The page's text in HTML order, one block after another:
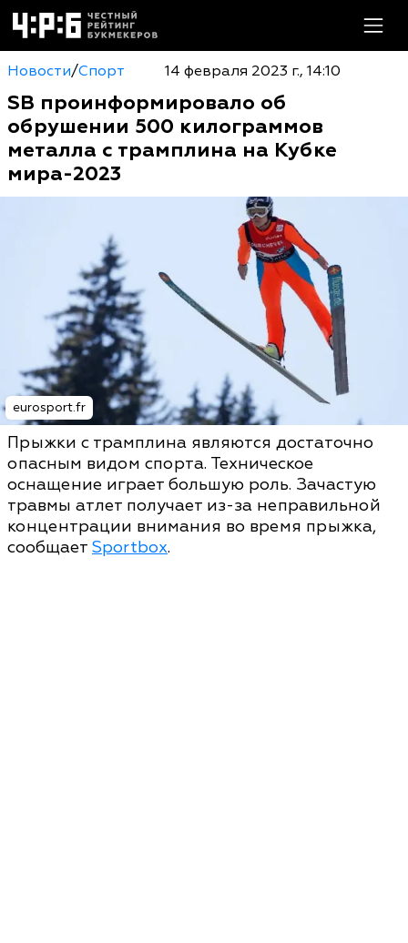
Новости/Спорт 14 февраля 2023 г., 14:10
SB проинформировало об
обрушении 500 килограммов
металла с трамплина на Кубке
мира-2023
eurosport.fr
Прыжки с трамплина являются достаточно
опасным видом спорта. Техническое
оснащение играет большую роль. Зачастую
травмы атлет получает из-за неправильной
концентрации внимания во время прыжка,
сообщает Sportbox.